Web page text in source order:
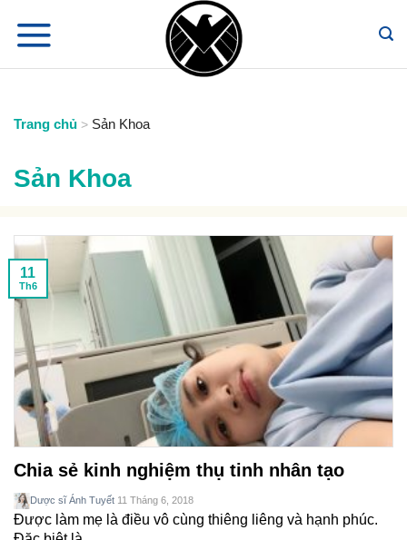
đến
Trang chủ > Sản Khoa
Sản Khoa
Chia sẻ kinh nghiệm thụ tinh nhân tạo
Dược sĩ Ánh Tuyết 11 Tháng 6, 2018
Được làm mẹ là điều vô cùng thiêng liêng và hạnh phúc.
11
Th6